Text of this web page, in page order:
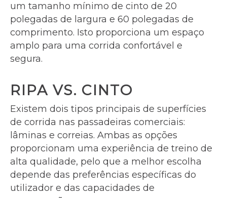
um tamanho mínimo de cinto de 20
polegadas de largura e 60 polegadas de
comprimento. Isto proporciona um espaço
amplo para uma corrida confortável e
segura.
RIPA VS. CINTO
Existem dois tipos principais de superfícies
de corrida nas passadeiras comerciais:
lâminas e correias. Ambas as opções
proporcionam uma experiência de treino de
alta qualidade, pelo que a melhor escolha
depende das preferências específicas do
utilizador e das capacidades de